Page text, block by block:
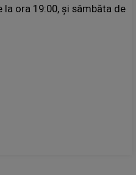
la ora 19:00, şi sâmbăta de